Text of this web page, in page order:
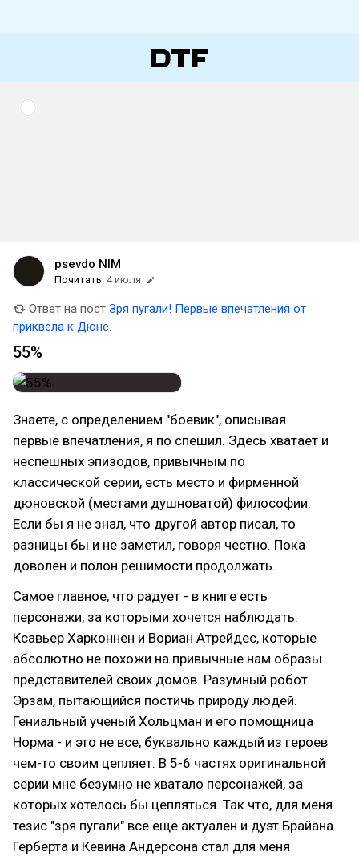
psevdo NIM
Почитать 4 июля
Ответ на пост Зря пугали! Первые впечатления от
приквела к Дюне.
55%
Знаете, с определением "боевик", описывая
первые впечатления, я по спешил. Здесь хватает и
неспешных эпизодов, привычным по
классической серии, есть место и фирменной
дюновской (местами душноватой) философии.
Если бы я не знал, что другой автор писал, то
разницы бы и не заметил, говоря честно. Пока
доволен и полон решимости продолжать.
Самое главное, что радует - в книге есть
персонажи, за которыми хочется наблюдать.
Ксавьер Харконнен и Вориан Атрейдес, которые
абсолютно не похожи на привычные нам образы
представителей своих домов. Разумный робот
Эрзам, пытающийся постичь природу людей.
Гениальный ученый Хольцман и его помощница
Норма - и это не все, буквально каждый из героев
чем-то своим цепляет. В 5-6 частях оригинальной
серии мне безумно не хватало персонажей, за
которых хотелось бы цепляться. Так что, для меня
тезис "зря пугали" все еще актуален и дуэт Брайана
Герберта и Кевина Андерсона стал для меня